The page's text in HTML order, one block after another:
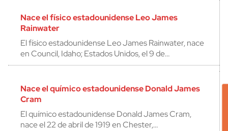
Nace el físico estadounidense Leo James
Rainwater
El físico estadounidense Leo James Rainwater, nace
en Council, Idaho; Estados Unidos, el 9 de…
Nace el químico estadounidense Donald James
Cram
El químico estadounidense Donald James Cram,
nace el 22 de abril de 1919 en Chester,…